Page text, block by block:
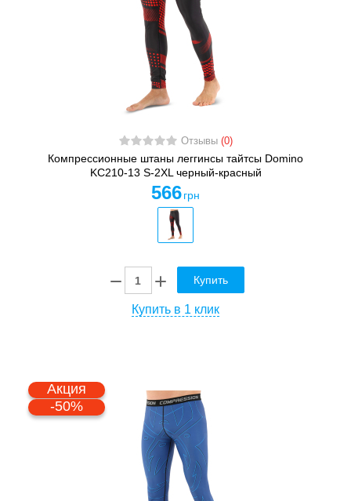
Отзывы (0)
Компрессионные штаны леггинсы тайтсы Domino
KC210-13 S-2XL черный-красный
566 грн
Купить
Купить в 1 клик
Акция
-50%